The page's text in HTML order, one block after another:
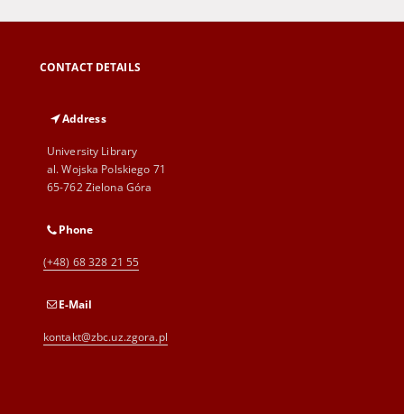
CONTACT DETAILS
Address
University Library
al. Wojska Polskiego 71
65-762 Zielona Góra
Phone
(+48) 68 328 21 55
E-Mail
kontakt@zbc.uz.zgora.pl